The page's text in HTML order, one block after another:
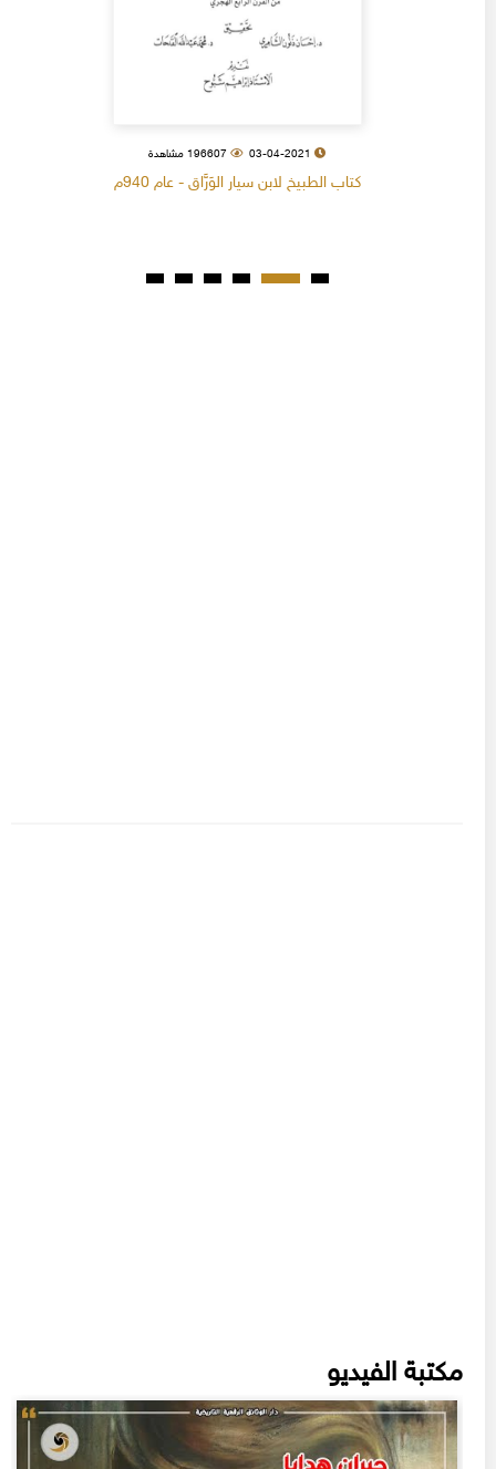
03-04-2021 196607 مشاهدة
كتاب الطبيخ لابن سيار الوَرَّاق - عام 940م
مكتبة الفيديو